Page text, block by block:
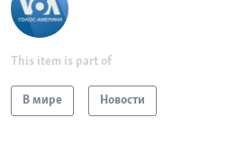
This item is part of
В мире Новости